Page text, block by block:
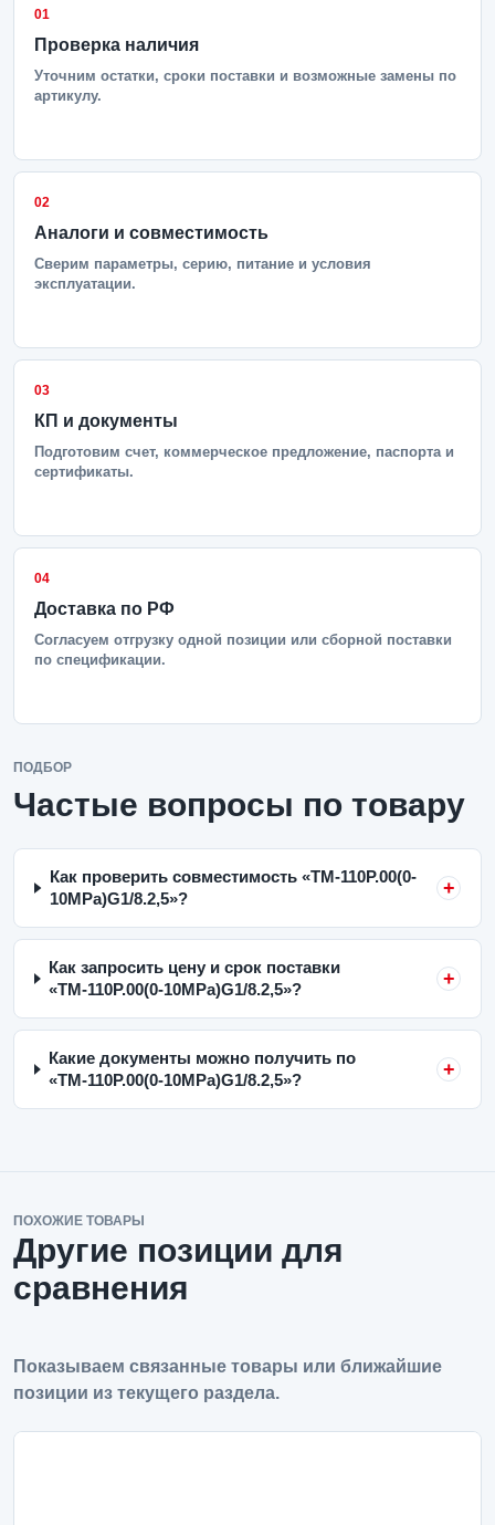
01
Проверка наличия
Уточним остатки, сроки поставки и возможные замены по
артикулу.
02
Аналоги и совместимость
Сверим параметры, серию, питание и условия
эксплуатации.
03
КП и документы
Подготовим счет, коммерческое предложение, паспорта и
сертификаты.
04
Доставка по РФ
Согласуем отгрузку одной позиции или сборной поставки
по спецификации.
ПОДБОР
Частые вопросы по товару
Как проверить совместимость «ТМ-110Р.00(0-
10MPa)G1/8.2,5»?
Как запросить цену и срок поставки
«ТМ-110Р.00(0-10MPa)G1/8.2,5»?
Какие документы можно получить по
«ТМ-110Р.00(0-10MPa)G1/8.2,5»?
ПОХОЖИЕ ТОВАРЫ
Другие позиции для
сравнения
Показываем связанные товары или ближайшие
позиции из текущего раздела.